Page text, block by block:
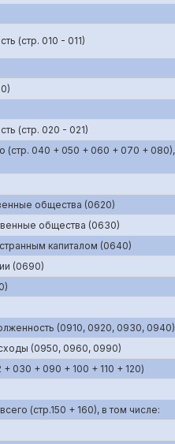
(стр. 010 - 011)
(стр. 020 - 021)
(стр. 040 + 050 + 060 + 070 +
общества (0620)
общества (0630)
капиталом (0640)
(0690)
(0910, 0920, 0930, 0940)
(0950, 0960, 0990)
+ 030 + 090 + 100 + 110 + 120)
(стр.150 + 160), в том числе: